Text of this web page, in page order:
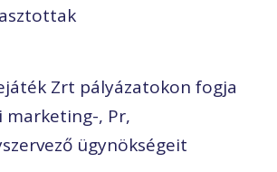
Zrt pályázatokon fogja
marketing-, Pr,
ügynökségeit